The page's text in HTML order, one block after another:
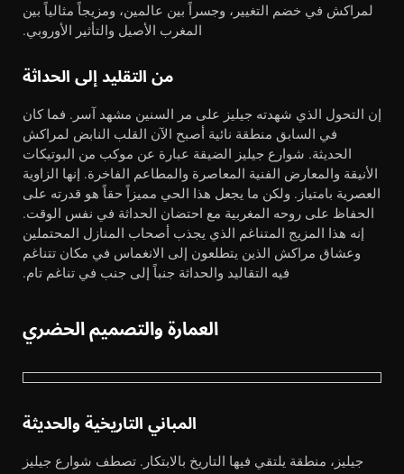
لمراكش في خضم التغيير، وجسراً بين عالمين، ومزيجاً مثالياً بين
المغرب الأصيل والتأثير الأوروبي.
من التقليد إلى الحداثة
إن التحول الذي شهدته جيليز على مر السنين مشهد آسر. فما كان
في السابق منطقة نائية أصبح الآن القلب النابض لمراكش
الحديثة. شوارع جيليز الضيقة عبارة عن موكب من البوتيكات
الأنيقة والمعارض الفنية المعاصرة والمطاعم الفاخرة. إنها الزاوية
العصرية بامتياز. ولكن ما يجعل هذا الحي مميزاً حقاً هو قدرته على
الحفاظ على روحه المغربية مع احتضان الحداثة في نفس الوقت.
إنه هذا المزيج المتناغم الذي يجذب أصحاب المنازل المحتملين
وعشاق مراكش الذين يتطلعون إلى الانغماس في مكان تتناغم
فيه التقاليد والحداثة جنباً إلى جنب في تناغم تام.
العمارة والتصميم الحضري
المباني التاريخية والحديثة
جيليز، منطقة يلتقي فيها التاريخ بالابتكار. تصطف شوارع جيليز